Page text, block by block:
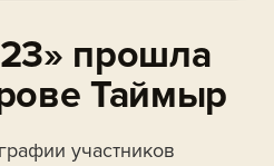
прошла
Таймыр
участников